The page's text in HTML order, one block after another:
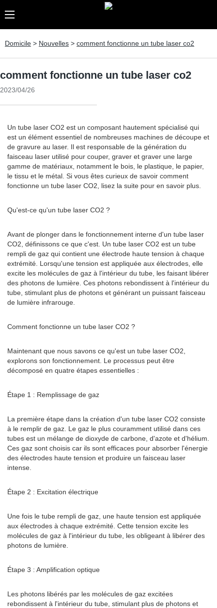
Domicile > Nouvelles > comment fonctionne un tube laser co2
comment fonctionne un tube laser co2
2023/04/26
Un tube laser CO2 est un composant hautement spécialisé qui
est un élément essentiel de nombreuses machines de découpe et
de gravure au laser. Il est responsable de la génération du
faisceau laser utilisé pour couper, graver et graver une large
gamme de matériaux, notamment le bois, le plastique, le papier,
le tissu et le métal. Si vous êtes curieux de savoir comment
fonctionne un tube laser CO2, lisez la suite pour en savoir plus.
Qu'est-ce qu'un tube laser CO2 ?
Avant de plonger dans le fonctionnement interne d'un tube laser
CO2, définissons ce que c'est. Un tube laser CO2 est un tube
rempli de gaz qui contient une électrode haute tension à chaque
extrémité. Lorsqu'une tension est appliquée aux électrodes, elle
excite les molécules de gaz à l'intérieur du tube, les faisant libérer
des photons de lumière. Ces photons rebondissent à l'intérieur du
tube, stimulant plus de photons et générant un puissant faisceau
de lumière infrarouge.
Comment fonctionne un tube laser CO2 ?
Maintenant que nous savons ce qu'est un tube laser CO2,
explorons son fonctionnement. Le processus peut être
décomposé en quatre étapes essentielles :
Étape 1 : Remplissage de gaz
La première étape dans la création d'un tube laser CO2 consiste
à le remplir de gaz. Le gaz le plus couramment utilisé dans ces
tubes est un mélange de dioxyde de carbone, d'azote et d'hélium.
Ces gaz sont choisis car ils sont efficaces pour absorber l'énergie
des électrodes haute tension et produire un faisceau laser
intense.
Étape 2 : Excitation électrique
Une fois le tube rempli de gaz, une haute tension est appliquée
aux électrodes à chaque extrémité. Cette tension excite les
molécules de gaz à l'intérieur du tube, les obligeant à libérer des
photons de lumière.
Étape 3 : Amplification optique
Les photons libérés par les molécules de gaz excitées
rebondissent à l'intérieur du tube, stimulant plus de photons et